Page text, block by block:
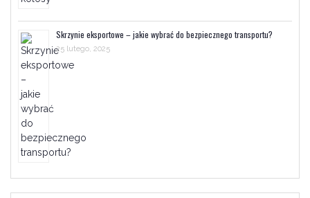
Skrzynie eksportowe – jakie wybrać do bezpiecznego transportu?
25 lutego, 2025